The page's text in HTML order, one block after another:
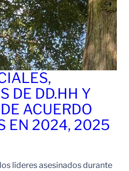
DE DD.HH Y
ACUERDO
EN 2024, 2025
líderes asesinados durante